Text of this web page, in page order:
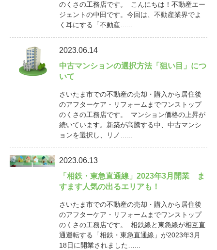
のくさの工務店です。 こんにちは！不動産エー
ジェントの中田です。今回は、不動産業界でよ
く耳にする「不動産…...
2023.06.14
中古マンションの選択方法「狙い目」につ
いて
さいたま市での不動産の売却・購入から居住後
のアフターケア・リフォームまでワンストップ
のくさの工務店です。 マンション価格の上昇が
続いています。新築が高騰する中、中古マンシ
ョンを選択し、リノ…...
2023.06.13
「相鉄・東急直通線」2023年3月開業 ま
すます人気の出るエリアも！
さいたま市での不動産の売却・購入から居住後
のアフターケア・リフォームまでワンストップ
のくさの工務店です。 相鉄線と東急線が相互直
通運転する「相鉄・東急直通線」が2023年3月
18日に開業されました…...